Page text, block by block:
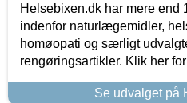
Helsebixen.dk har mere end
indenfor naturlægemidler,
homøopati og særligt
rengøringsartikler. Klik her
Se udvalget på